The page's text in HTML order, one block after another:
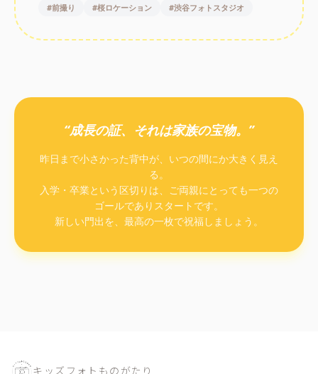
#前撮り #桜ロケーション #渋谷フォトスタジオ
“成長の証、それは家族の宝物。”
昨日まで小さかった背中が、いつの間にか大きく見え
る。
入学・卒業という区切りは、ご両親にとっても一つの
ゴールでありスタートです。
新しい門出を、最高の一枚で祝福しましょう。
キッズフォトものがたり